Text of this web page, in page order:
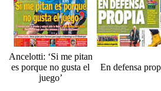
Ancelotti: ‘Si me pitan
es porque no gusta el
juego’
En defensa